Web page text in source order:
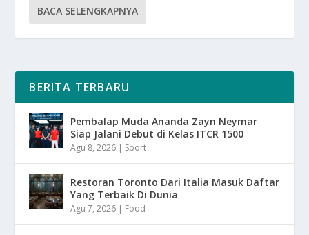
BACA SELENGKAPNYA
BERITA TERBARU
Pembalap Muda Ananda Zayn Neymar
Siap Jalani Debut di Kelas ITCR 1500
Agu 8, 2026 | Sport
Restoran Toronto Dari Italia Masuk Daftar
Yang Terbaik Di Dunia
Agu 7, 2026 | Food